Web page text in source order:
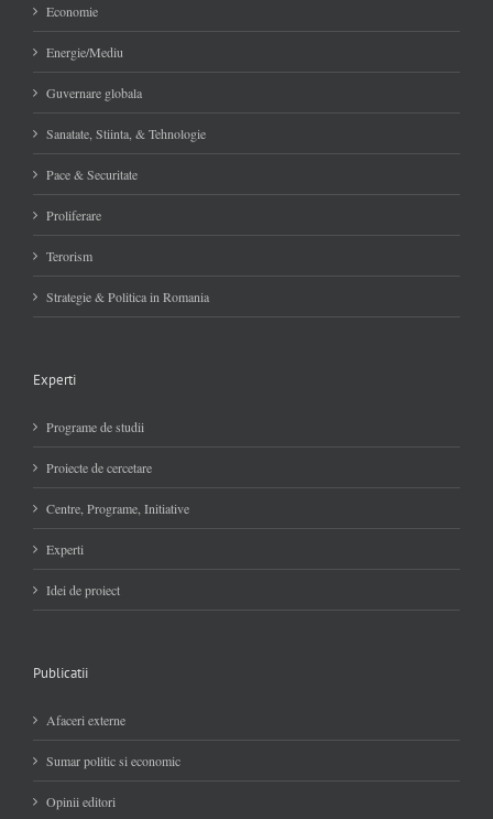
Economie
Energie/Mediu
Guvernare globala
Sanatate, Stiinta, & Tehnologie
Pace & Securitate
Proliferare
Terorism
Strategie & Politica in Romania
Experti
Programe de studii
Proiecte de cercetare
Centre, Programe, Initiative
Experti
Idei de proiect
Publicatii
Afaceri externe
Sumar politic si economic
Opinii editori